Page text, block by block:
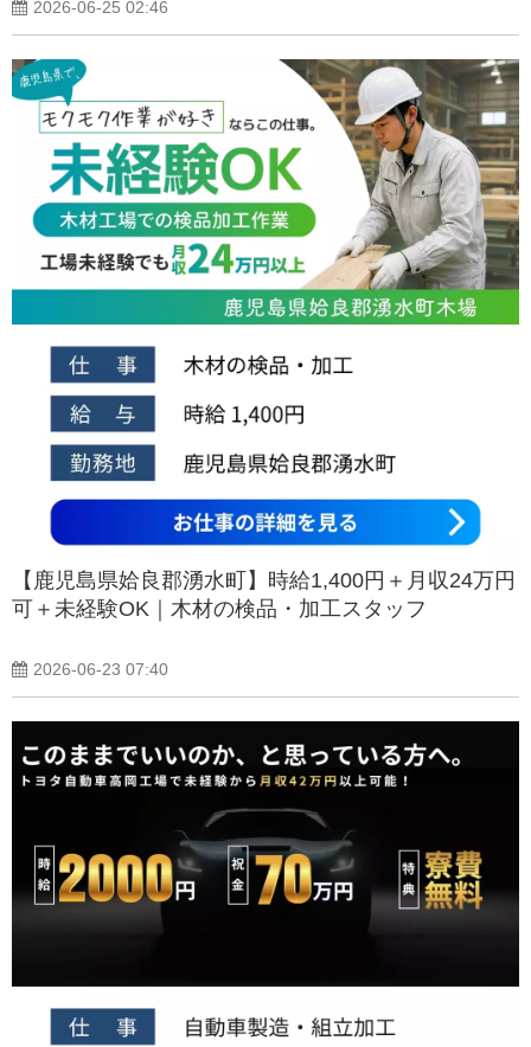
2026-06-25 02:46
【鹿児島県姶良郡湧水町】時給1,400円＋月収24万円
可＋未経験OK｜木材の検品・加工スタッフ
2026-06-23 07:40